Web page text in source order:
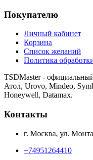
Покупателю
Личный кабинет
Корзина
Список желаний
Политика
TSDMaster -
Атол, Urovo, Mindeo,
Honeywell, Datamax.
Контакты
г. Москва, ул.
+74951264410